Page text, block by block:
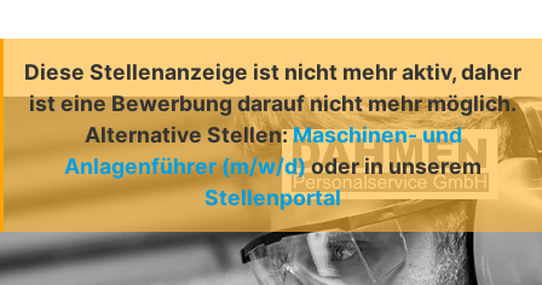
Diese Stellenanzeige ist nicht mehr aktiv, daher
ist eine Bewerbung darauf nicht mehr möglich.
Alternative Stellen:Maschinen- und
Anlagenführer (m/w/d)oder in unserem
Stellenportal